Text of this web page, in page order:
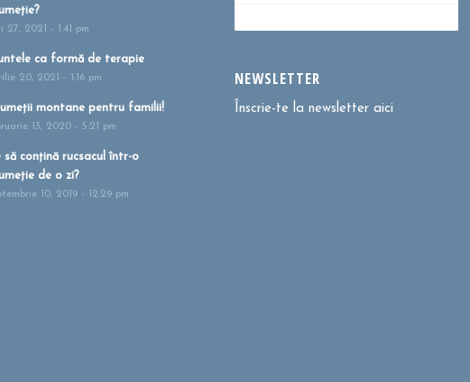
27, 2021 - 1:41 pm
ca formă de terapie
20, 2021 - 1:16 pm
montane pentru familii!
13, 2020 - 5:21 pm
să conțină rucsacul într-o
de o zi?
10, 2019 - 12:29 pm
NEWSLETTER
Înscrie-te la newsletter aici